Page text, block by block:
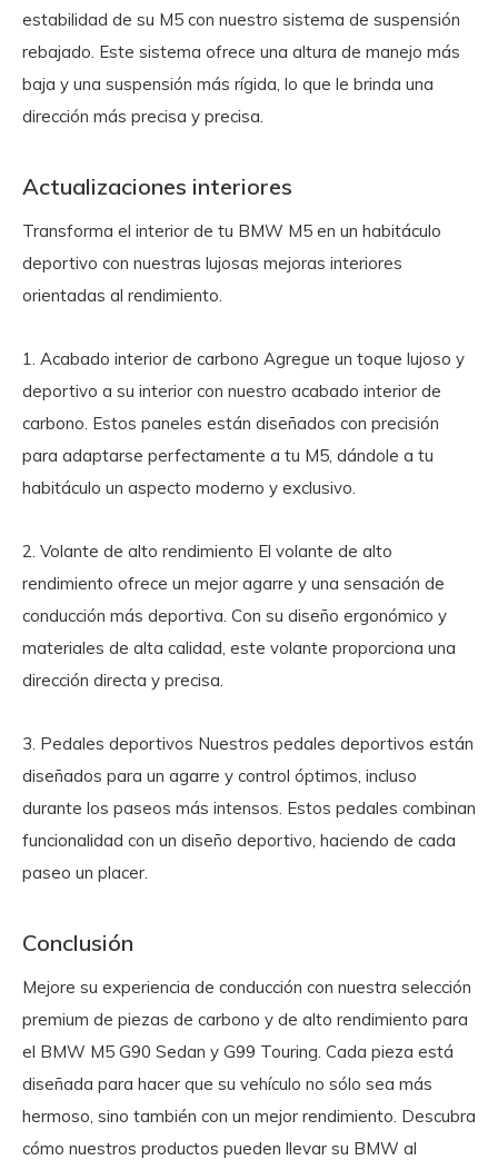
estabilidad de su M5 con nuestro sistema de suspensión
rebajado. Este sistema ofrece una altura de manejo más
baja y una suspensión más rígida, lo que le brinda una
dirección más precisa y precisa.
Actualizaciones interiores
Transforma el interior de tu BMW M5 en un habitáculo
deportivo con nuestras lujosas mejoras interiores
orientadas al rendimiento.
1. Acabado interior de carbono Agregue un toque lujoso y
deportivo a su interior con nuestro acabado interior de
carbono. Estos paneles están diseñados con precisión
para adaptarse perfectamente a tu M5, dándole a tu
habitáculo un aspecto moderno y exclusivo.
2. Volante de alto rendimiento El volante de alto
rendimiento ofrece un mejor agarre y una sensación de
conducción más deportiva. Con su diseño ergonómico y
materiales de alta calidad, este volante proporciona una
dirección directa y precisa.
3. Pedales deportivos Nuestros pedales deportivos están
diseñados para un agarre y control óptimos, incluso
durante los paseos más intensos. Estos pedales combinan
funcionalidad con un diseño deportivo, haciendo de cada
paseo un placer.
Conclusión
Mejore su experiencia de conducción con nuestra selección
premium de piezas de carbono y de alto rendimiento para
el BMW M5 G90 Sedan y G99 Touring. Cada pieza está
diseñada para hacer que su vehículo no sólo sea más
hermoso, sino también con un mejor rendimiento. Descubra
cómo nuestros productos pueden llevar su BMW al